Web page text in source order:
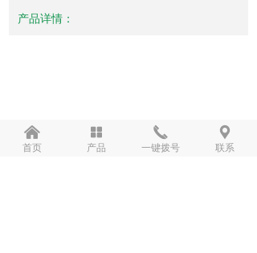
产品详情：
낀
首页
넒
产品
끅
一键拨号
끇
联系